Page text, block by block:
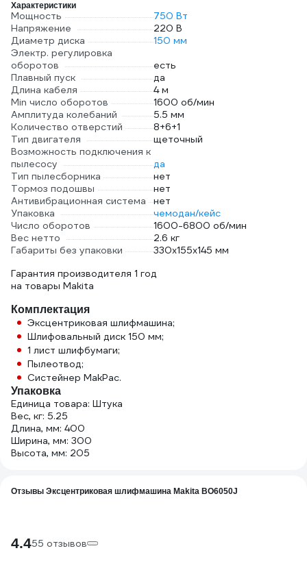
Характеристики
Мощность
750 Вт
Напряжение
220 В
Диаметр диска
150 мм
Электр. регулировка
оборотов
есть
Плавный пуск
да
Длина кабеля
4 м
Min число оборотов
1600 об/мин
Амплитуда колебаний
5.5 мм
Количество отверстий
8+6+1
Тип двигателя
щеточный
Возможность подключения к
пылесосу
да
Тип пылесборника
нет
Тормоз подошвы
нет
Антивибрационная система
нет
Упаковка
чемодан/кейс
Число оборотов
1600-6800 об/мин
Вес нетто
2.6 кг
Габариты без упаковки
330х155х145 мм
Гарантия производителя 1 год
на товары Makita
Комплектация
Эксцентриковая шлифмашина;
Шлифовальный диск 150 мм;
1 лист шлифбумаги;
Пылеотвод;
Систейнер MakPac.
Упаковка
Единица товара: Штука
Вес, кг: 5.25
Длина, мм: 400
Ширина, мм: 300
Высота, мм: 205
Отзывы Эксцентриковая шлифмашина Makita BO6050J
4.455 отзывов